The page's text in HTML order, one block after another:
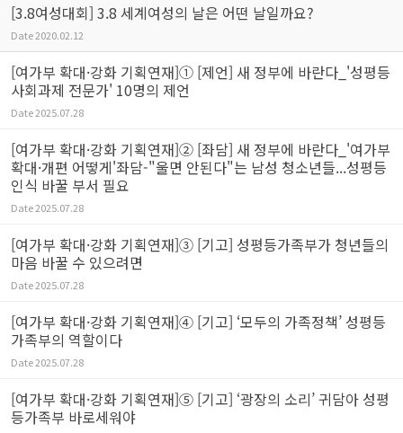
[3.8여성대회] 3.8 세계여성의 날은 어떤 날일까요?
Date2020.02.12
[여가부 확대·강화 기획연재]① [제언] 새 정부에 바란다_'성평등
사회과제 전문가' 10명의 제언
Date2025.07.28
[여가부 확대·강화 기획연재]② [좌담] 새 정부에 바란다_'여가부
확대·개편 어떻게'좌담-"울면 안된다"는 남성 청소년들...성평등
인식 바꿀 부서 필요
Date2025.07.28
[여가부 확대·강화 기획연재]③ [기고] 성평등가족부가 청년들의
마음 바꿀 수 있으려면
Date2025.07.28
[여가부 확대·강화 기획연재]④ [기고] ‘모두의 가족정책’ 성평등
가족부의 역할이다
Date2025.07.28
[여가부 확대·강화 기획연재]⑤ [기고] ‘광장의 소리’ 귀담아 성평
등가족부 바로세워야